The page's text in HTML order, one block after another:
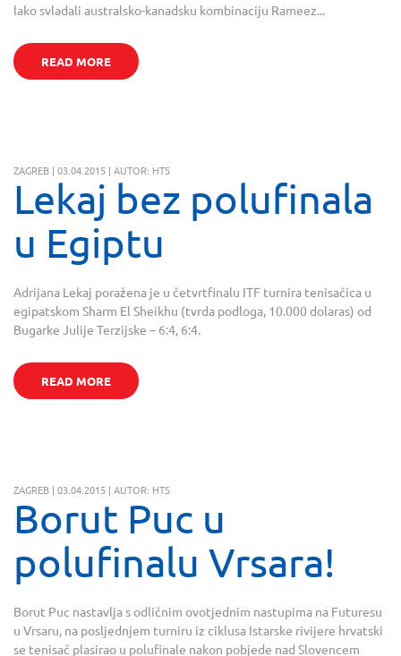
lako svladali australsko-kanadsku kombinaciju Rameez...
READ MORE
ZAGREB | 03.04.2015 | AUTOR: HTS
Lekaj bez polufinala
u Egiptu
Adrijana Lekaj poražena je u četvrtfinalu ITF turnira tenisačica u
egipatskom Sharm El Sheikhu (tvrda podloga, 10.000 dolaras) od
Bugarke Julije Terzijske – 6:4, 6:4.
READ MORE
ZAGREB | 03.04.2015 | AUTOR: HTS
Borut Puc u
polufinalu Vrsara!
Borut Puc nastavlja s odličnim ovotjednim nastupima na Futuresu
u Vrsaru, na posljednjem turniru iz ciklusa Istarske rivijere hrvatski
se tenisač plasirao u polufinale nakon pobjede nad Slovencem